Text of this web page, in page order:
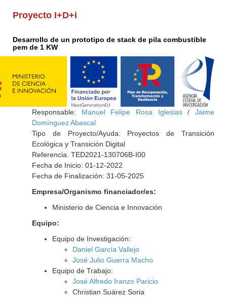
Proyecto I+D+i
Desarrollo de un prototipo de stack de pila combustible
pem de 1 KW
Responsable: Manuel Felipe Rosa Iglesias/ Jaime
Domínguez Abascal
Tipo de Proyecto/Ayuda: Proyectos de Transición
Ecológica y Transición Digital
Referencia: TED2021-130706B-I00
Fecha de Inicio: 01-12-2022
Fecha de Finalización: 31-05-2025
Empresa/Organismo financiador/es:
Ministerio de Ciencia e Innovación
Equipo:
Equipo de Investigación:
Daniel García Vallejo
José Julio Guerra Macho
Equipo de Trabajo:
José Alfredo Iranzo Paricio
Christian Suárez Soria